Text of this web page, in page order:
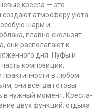
кресла — это
атмосферу уюта
особую шарм и
плавно скользят
они располагают к
дня. Пуфы и
композиции,
в любом
они всегда готовы
нужный момент. Кресла-
двух функций: отдыха